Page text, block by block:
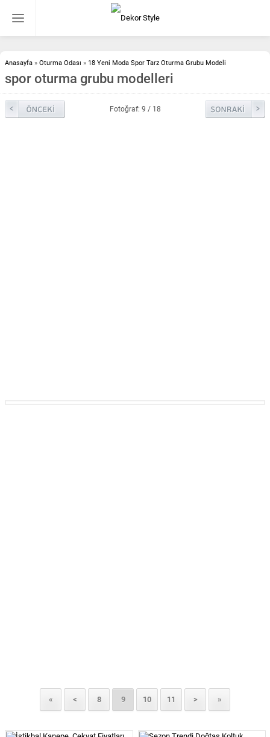
Anasayfa » Oturma Odası » 18 Yeni Moda Spor Tarz Oturma Grubu Modeli
spor oturma grubu modelleri
Fotoğraf: 9 / 18
« < 8 9 10 11 > »